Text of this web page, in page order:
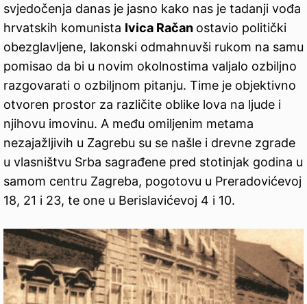
svjedočenja danas je jasno kako nas je tadanji vođa
hrvatskih komunista Ivica Račan ostavio politički
obezglavljene, lakonski odmahnuvši rukom na samu
pomisao da bi u novim okolnostima valjalo ozbiljno
razgovarati o ozbiljnom pitanju. Time je objektivno
otvoren prostor za različite oblike lova na ljude i
njihovu imovinu. A među omiljenim metama
nezajažljivih u Zagrebu su se našle i drevne zgrade
u vlasništvu Srba sagrađene pred stotinjak godina u
samom centru Zagreba, pogotovu u Preradovićevoj
18, 21 i 23, te one u Berislavićevoj 4 i 10.